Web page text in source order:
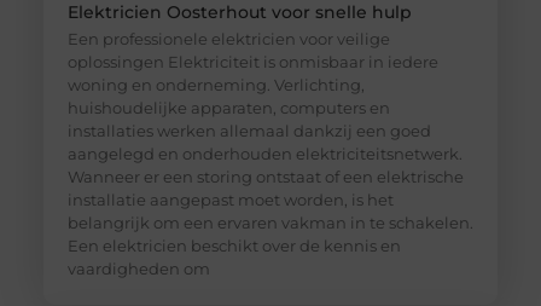
Elektricien Oosterhout voor snelle hulp
Een professionele elektricien voor veilige
oplossingen Elektriciteit is onmisbaar in iedere
woning en onderneming. Verlichting,
huishoudelijke apparaten, computers en
installaties werken allemaal dankzij een goed
aangelegd en onderhouden elektriciteitsnetwerk.
Wanneer er een storing ontstaat of een elektrische
installatie aangepast moet worden, is het
belangrijk om een ervaren vakman in te schakelen.
Een elektricien beschikt over de kennis en
vaardigheden om